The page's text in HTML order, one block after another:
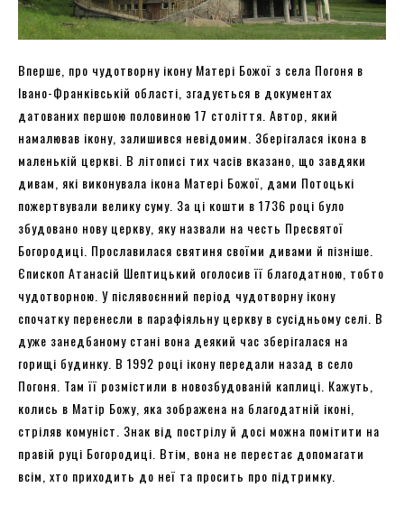
Вперше, про чудотворну ікону Матері Божої з села Погоня в
Івано-Франківській області, згадується в документах
датованих першою половиною 17 століття. Автор, який
намалював ікону, залишився невідомим. Зберігалася ікона в
маленькій церкві. В літописі тих часів вказано, що завдяки
дивам, які виконувала ікона Матері Божої, дами Потоцькі
пожертвували велику суму. За ці кошти в 1736 році було
збудовано нову церкву, яку назвали на честь Пресвятої
Богородиці. Прославилася святиня своїми дивами й пізніше.
Єпископ Атанасій Шептицький оголосив її благодатною, тобто
чудотворною. У післявоєнний період чудотворну ікону
спочатку перенесли в парафіяльну церкву в сусідньому селі. В
дуже занедбаному стані вона деякий час зберігалася на
горищі будинку. В 1992 році ікону передали назад в село
Погоня. Там її розмістили в новозбудованій каплиці. Кажуть,
колись в Матір Божу, яка зображена на благодатній іконі,
стріляв комуніст. Знак від пострілу й досі можна помітити на
правій руці Богородиці. Втім, вона не перестає допомагати
всім, хто приходить до неї та просить про підтримку.